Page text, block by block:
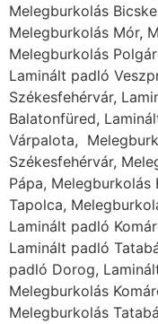
Melegburkolás
Melegburkolás Mór,
Melegburkolás
Laminált padló
Székesfehérvár,
Balatonfüred,
Várpalota,
Székesfehérvár,
Pápa,
Tapolca,
Laminált padló
Laminált padló
padló Dorog,
Melegburkolás
Melegburkolás